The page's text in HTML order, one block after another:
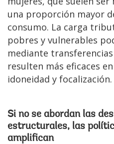
una proporción mayor
consumo. La carga
pobres y vulnerables
mediante
resulten más eficaces
idoneidad y focalización.
Si no se abordan las
estructurales, las
amplifican